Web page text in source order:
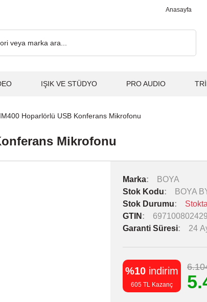
Anasayfa
IŞIK VE STÜDYO PRO AUDIO
Hoparlörlü USB Konferans Mikrofonu
Mikrofonu
Marka
BOYA
Stok Kodu
BOYA
Stok Durumu
GTIN
Garanti Süresi
24
%10 indirim
605 TL Kazanç
ve Üzeri Alışverişlerde, Kargo Ücretsiz... 2.000₺ ve